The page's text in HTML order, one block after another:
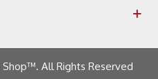
All Rights Reserved